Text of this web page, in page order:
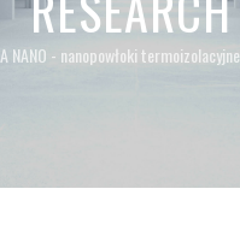
NANO - nanopowłoki termoizolacyjne